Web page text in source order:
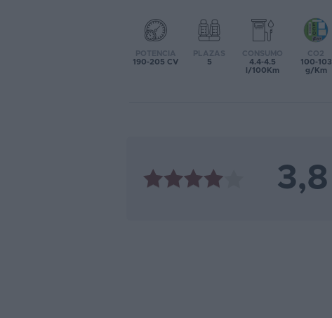
POTENCIA
190-205 CV
PLAZAS
5
CONSUMO
4.4-4.5
l/100Km
CO2
100-103
g/Km
3,8